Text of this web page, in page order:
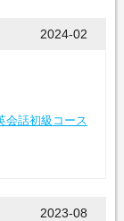
2024-02
会話初級コース
2023-08